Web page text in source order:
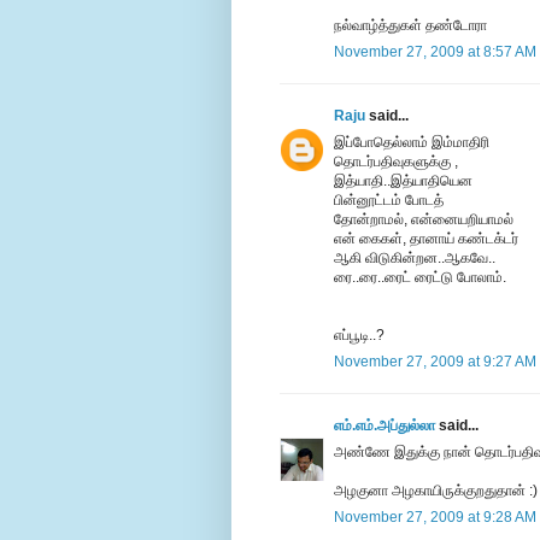
நல்வாழ்த்துகள் தண்டோரா
November 27, 2009 at 8:57 AM
Raju said...
இப்போதெல்லாம் இம்மாதிரி
தொடர்பதிவுகளுக்கு ,
இத்யாதி..இத்யாதியென
பின்னூட்டம் போடத்
தோன்றாமல், என்னையறியாமல்
என் கைகள், தானாய் கண்டக்டர்
ஆகி விடுகின்றன..ஆகவே..
ரை..ரை..ரைட் ரைட்டு போலாம்.
எப்பூடி..?
November 27, 2009 at 9:27 AM
எம்.எம்.அப்துல்லாsaid...
அண்ணே இதுக்கு நான்
அழகுனா அழகாயிருக்குறதுதான் :)
November 27, 2009 at 9:28 AM